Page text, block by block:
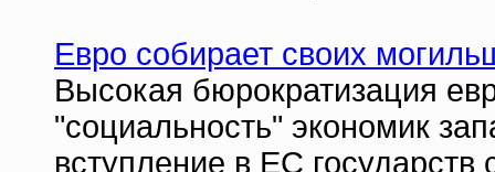
Евро собирает своих
Высокая бюрократизация
"социальность" экономик
вступление в ЕС